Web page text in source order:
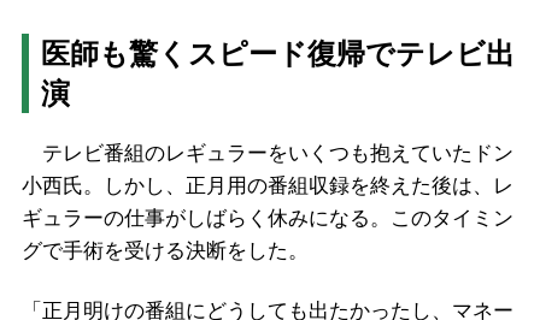
医師も驚くスピード復帰でテレビ出
演
テレビ番組のレギュラーをいくつも抱えていたドン
小西氏。しかし、正月用の番組収録を終えた後は、レ
ギュラーの仕事がしばらく休みになる。このタイミン
グで手術を受ける決断をした。
「正月明けの番組にどうしても出たかったし、マネー